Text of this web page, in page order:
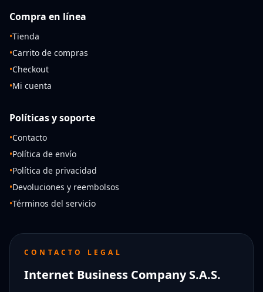
Compra en línea
•Tienda
•Carrito de compras
•Checkout
•Mi cuenta
Políticas y soporte
•Contacto
•Política de envío
•Política de privacidad
•Devoluciones y reembolsos
•Términos del servicio
CONTACTO LEGAL
Internet Business Company S.A.S.